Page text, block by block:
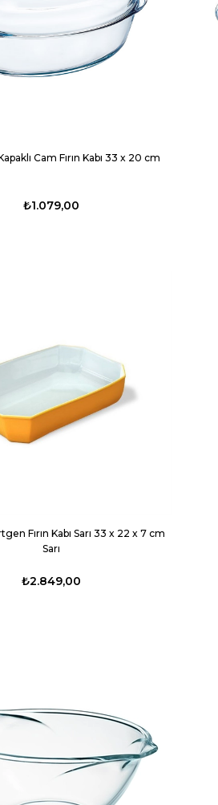
Cam Fırın Kabı 33 x 20 cm
₺1.079,00
Fırın Kabı Sarı 33 x 22 x 7 cm
Sarı
₺2.849,00